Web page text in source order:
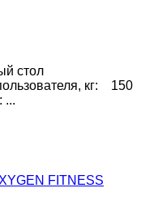
стол
кг: 150
...